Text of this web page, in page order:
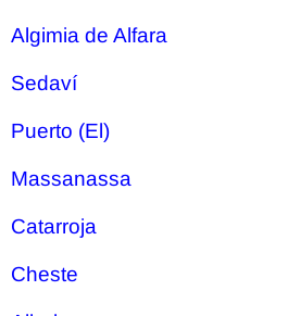
Algimia de Alfara
Sedaví
Puerto (El)
Massanassa
Catarroja
Cheste